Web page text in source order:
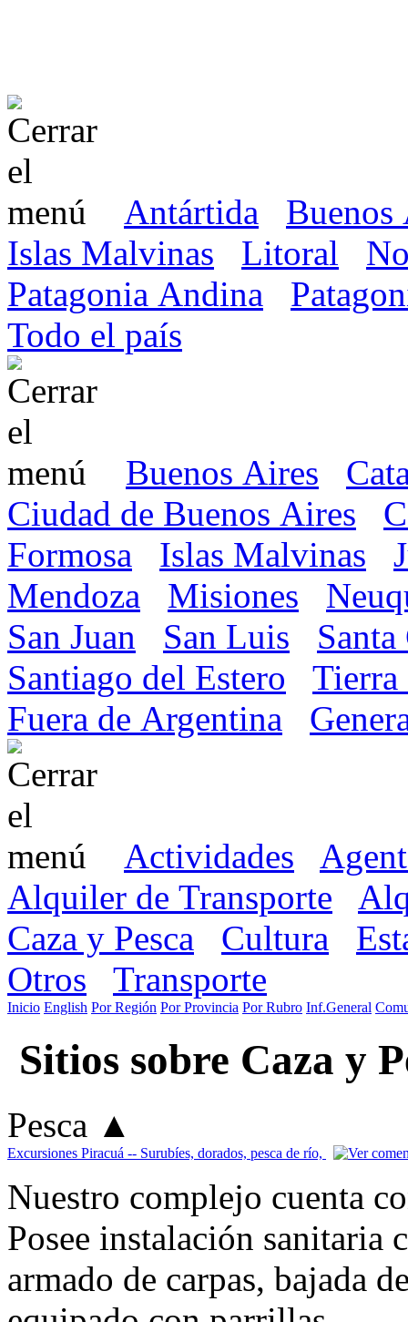
Antártida
Buenos
Islas Malvinas
Litoral
Patagonia Andina
Todo el país
Buenos Aires
Ciudad de Buenos Aires
Formosa
Islas Malvinas
Mendoza
Misiones
San Juan
San Luis
Santiago del Estero
Tierra
Fuera de Argentina
Actividades
Alquiler de Transporte
Caza y Pesca
Cultura
Otros
Transporte
Inicio English Por Región Por Provincia Por Rubro Inf.General
Sitios sobre Caza y
Pesca ▲
Excursiones Piracuá -- Surubíes, dorados, pesca de río,
Nuestro complejo cuenta
Posee instalación sanitaria
armado de carpas, bajada